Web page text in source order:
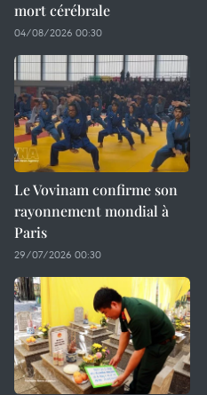
mort cérébrale
04/08/2026 00:30
Le Vovinam confirme son
rayonnement mondial à
Paris
29/07/2026 00:30